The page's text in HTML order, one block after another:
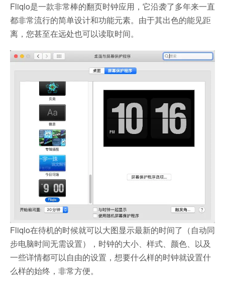
Fliqlo是一款非常棒的翻页时钟应用，它沿袭了多年来一直
都非常流行的简单设计和功能元素。由于其出色的能见距
离，您甚至在远处也可以读取时间。
Fliqlo在待机的时候就可以大图显示最新的时间了（自动同
步电脑时间无需设置），时钟的大小、样式、颜色、以及
一些详情都可以自由的设置，想要什么样的时钟就设置什
么样的始终，非常方便。